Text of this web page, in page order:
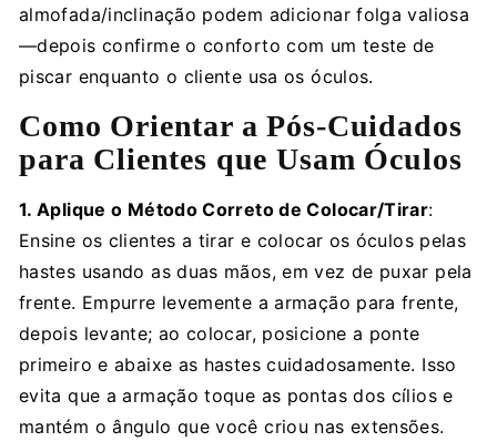
almofada/inclinação podem adicionar folga valiosa
—depois confirme o conforto com um teste de
piscar enquanto o cliente usa os óculos.
Como Orientar a Pós-Cuidados
para Clientes que Usam Óculos
1. Aplique o Método Correto de Colocar/Tirar:
Ensine os clientes a tirar e colocar os óculos pelas
hastes usando as duas mãos, em vez de puxar pela
frente. Empurre levemente a armação para frente,
depois levante; ao colocar, posicione a ponte
primeiro e abaixe as hastes cuidadosamente. Isso
evita que a armação toque as pontas dos cílios e
mantém o ângulo que você criou nas extensões.